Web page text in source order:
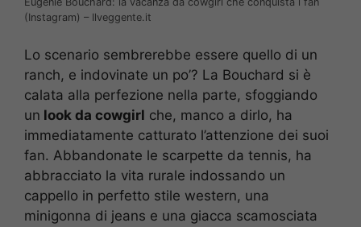
(Instagram) – Ilveggente.it
Lo scenario sembrerebbe essere quello di un
ranch, e indovinate un po’? La Bouchard si è
calata alla perfezione nella parte, sfoggiando
un look da cowgirl che, manco a dirlo, ha
immediatamente catturato l’attenzione dei suoi
fan. Abbandonate le scarpette da tennis, ha
abbracciato la vita rurale indossando un
cappello in perfetto stile western, una
minigonna di jeans e una giacca scamosciata